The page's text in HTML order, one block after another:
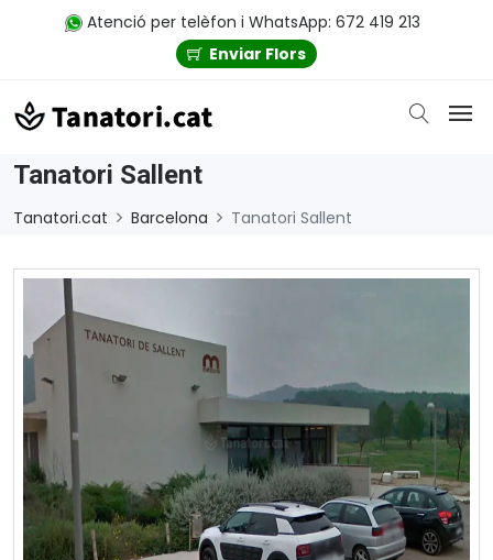
Atenció per telèfon i WhatsApp: 672 419 213
Enviar Flors
Tanatori Sallent
Tanatori.cat Barcelona Tanatori Sallent